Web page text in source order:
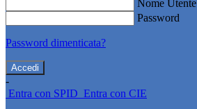
Nome Utente
Password
Password dimenticata?
-
Entra con SPID Entra con CIE